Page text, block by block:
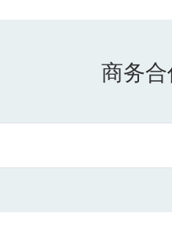
商务